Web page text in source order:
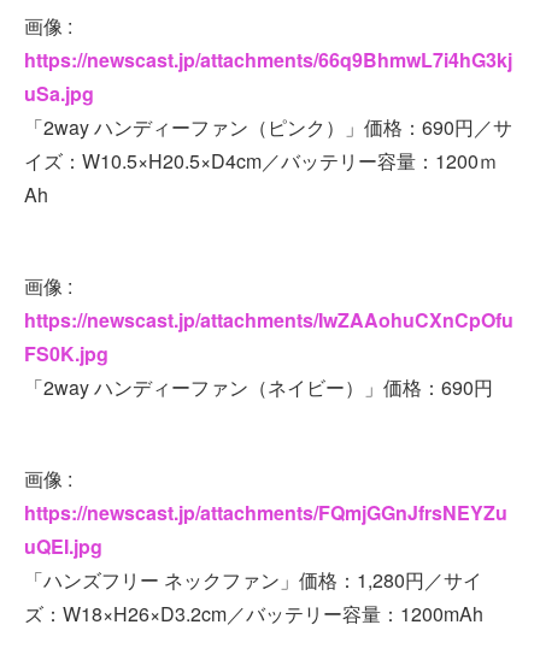
画像 :
https://newscast.jp/attachments/66q9BhmwL7i4hG3kj
uSa.jpg
「2way ハンディーファン（ピンク）」価格：690円／サ
イズ：W10.5×H20.5×D4cm／バッテリー容量：1200ｍ
Ah
画像 :
https://newscast.jp/attachments/IwZAAohuCXnCpOfu
FS0K.jpg
「2way ハンディーファン（ネイビー）」価格：690円
画像 :
https://newscast.jp/attachments/FQmjGGnJfrsNEYZu
uQEI.jpg
「ハンズフリー ネックファン」価格：1,280円／サイ
ズ：W18×H26×D3.2cm／バッテリー容量：1200mAh